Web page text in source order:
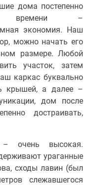
дома постепенно
времени –
экономия. Наш
можно начать его
размере. Любой
участок, затем
каркас буквально
крышей, а далее –
дом после
достраивать,
очень высокая.
ураганные
сходы лавин (был
слежавшегося